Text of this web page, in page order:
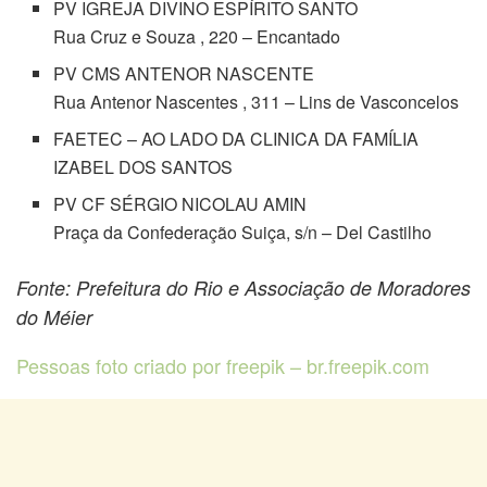
PV IGREJA DIVINO ESPÍRITO SANTO
Rua Cruz e Souza , 220 – Encantado
PV CMS ANTENOR NASCENTE
Rua Antenor Nascentes , 311 – Lins de Vasconcelos
FAETEC – AO LADO DA CLINICA DA FAMÍLIA
IZABEL DOS SANTOS
PV CF SÉRGIO NICOLAU AMIN
Praça da Confederação Suiça, s/n – Del Castilho
Fonte: Prefeitura do Rio e Associação de Moradores
do Méier
Pessoas foto criado por freepik – br.freepik.com